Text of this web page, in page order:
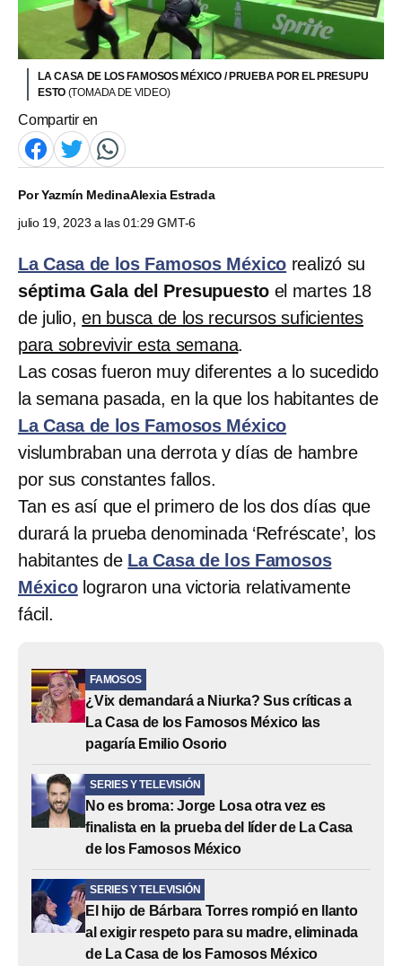
LA CASA DE LOS FAMOSOS MÉXICO / PRUEBA POR EL PRESUPU
ESTO (TOMADA DE VIDEO)
Compartir en
PorYazmín MedinaAlexia Estrada
julio 19, 2023 a las 01:29 GMT-6
La Casa de los Famosos México realizó su
séptima Gala del Presupuesto el martes 18
de julio,en busca de los recursos suficientes
para sobrevivir esta semana.
Las cosas fueron muy diferentes a lo sucedido
la semana pasada, en la que los habitantes de
La Casa de los Famosos México
vislumbraban una derrota y días de hambre
por sus constantes fallos.
Tan es así que el primero de los dos días que
durará la prueba denominada ‘Refréscate’, los
habitantes de La Casa de los Famosos
México lograron una victoria relativamente
fácil.
FAMOSOS
¿Vix demandará a Niurka? Sus críticas a
La Casa de los Famosos México las
pagaría Emilio Osorio
SERIES Y TELEVISIÓN
No es broma: Jorge Losa otra vez es
finalista en la prueba del líder de La Casa
de los Famosos México
SERIES Y TELEVISIÓN
El hijo de Bárbara Torres rompió en llanto
al exigir respeto para su madre, eliminada
de La Casa de los Famosos México